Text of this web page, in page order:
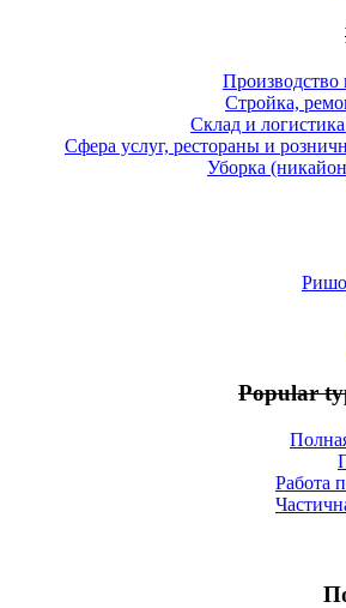
Производство
Стройка,
Склад и
Сфера услуг, рестораны и
Уборка
Popular
Работа